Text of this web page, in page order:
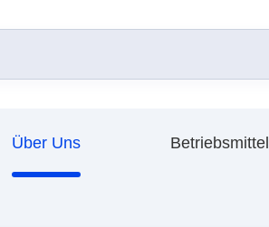
Über Uns Betriebsmittel